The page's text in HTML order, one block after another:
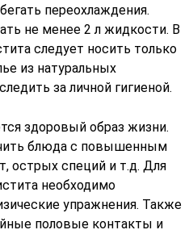
переохлаждения.
не менее 2 л жидкости. В
следует носить только
из натуральных
за личной гигиеной.
здоровый образ жизни.
блюда с повышенным
острых специй и т.д. Для
необходимо
упражнения. Также
половые контакты и